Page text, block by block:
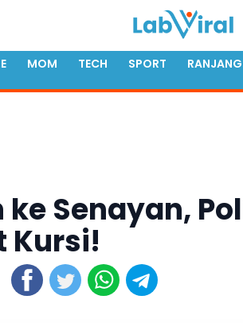
MOM TECH SPORT RANJANG
Senayan,
Kursi!